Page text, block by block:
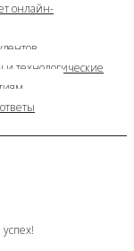
онлайн-
технологические